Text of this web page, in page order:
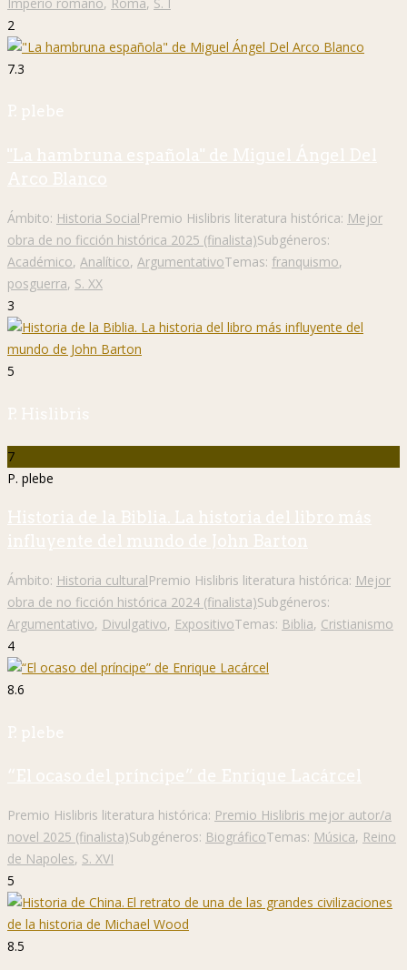
2
7.3
P. plebe
"La hambruna española" de Miguel Ángel Del
Arco Blanco
Ámbito: Historia SocialPremio Hislibris literatura histórica: Mejor
obra de no ficción histórica 2025 (finalista)Subgéneros:
Académico, Analítico, ArgumentativoTemas: franquismo,
posguerra, S. XX
3
5
P. Hislibris
7
P. plebe
Historia de la Biblia. La historia del libro más
influyente del mundo de John Barton
Ámbito: Historia culturalPremio Hislibris literatura histórica: Mejor
obra de no ficción histórica 2024 (finalista)Subgéneros:
Argumentativo, Divulgativo, ExpositivoTemas: Biblia, Cristianismo
4
8.6
P. plebe
“El ocaso del príncipe” de Enrique Lacárcel
Premio Hislibris literatura histórica: Premio Hislibris mejor autor/a
novel 2025 (finalista)Subgéneros: BiográficoTemas: Música, Reino
de Napoles, S. XVI
5
8.5